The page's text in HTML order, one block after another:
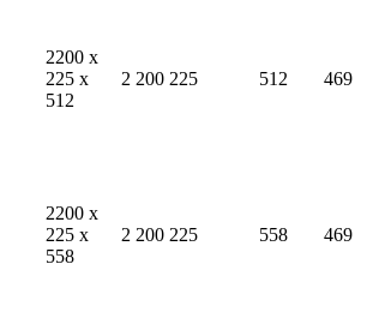
2200 x
225 x
512
2 200 225 512 469
2200 x
225 x
558
2 200 225 558 469